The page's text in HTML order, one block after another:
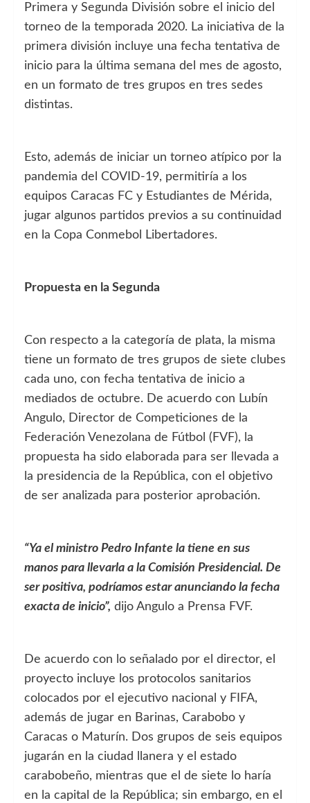
Primera y Segunda División sobre el inicio del
torneo de la temporada 2020. La iniciativa de la
primera división incluye una fecha tentativa de
inicio para la última semana del mes de agosto,
en un formato de tres grupos en tres sedes
distintas.
Esto, además de iniciar un torneo atípico por la
pandemia del COVID-19, permitiría a los
equipos Caracas FC y Estudiantes de Mérida,
jugar algunos partidos previos a su continuidad
en la Copa Conmebol Libertadores.
Propuesta en la Segunda
Con respecto a la categoría de plata, la misma
tiene un formato de tres grupos de siete clubes
cada uno, con fecha tentativa de inicio a
mediados de octubre. De acuerdo con Lubín
Angulo, Director de Competiciones de la
Federación Venezolana de Fútbol (FVF), la
propuesta ha sido elaborada para ser llevada a
la presidencia de la República, con el objetivo
de ser analizada para posterior aprobación.
“Ya el ministro Pedro Infante la tiene en sus
manos para llevarla a la Comisión Presidencial. De
ser positiva, podríamos estar anunciando la fecha
exacta de inicio”, dijo Angulo a Prensa FVF.
De acuerdo con lo señalado por el director, el
proyecto incluye los protocolos sanitarios
colocados por el ejecutivo nacional y FIFA,
además de jugar en Barinas, Carabobo y
Caracas o Maturín. Dos grupos de seis equipos
jugarán en la ciudad llanera y el estado
carabobeño, mientras que el de siete lo haría
en la capital de la República; sin embargo, en el